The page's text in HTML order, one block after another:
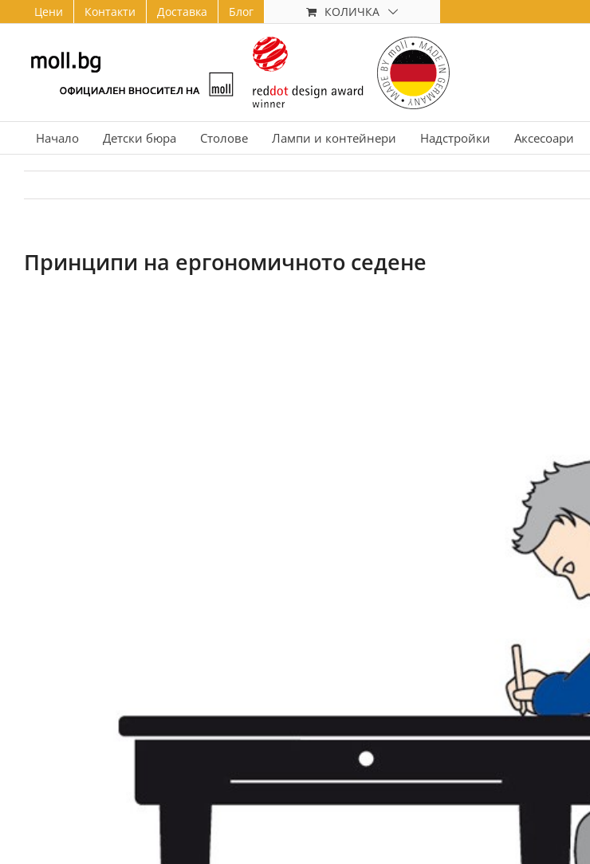
content
Цени Контакти Доставка Блог КОЛИЧКА
Начало Детски бюра Столове Лампи и контейнери Надстройки Аксесоари
Принципи на ергономичното седене